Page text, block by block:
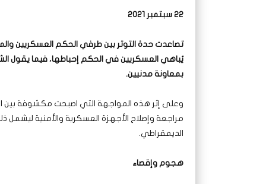
22 سبتمبر 2021
تصاعدت حدة التوتر بين طرفي الحكم العسكريين
يُباهي العسكريين في الحكم إحباطها، فيما يقول
بمعاونة مدنيين.
وعلى إثر هذه المواجهة التي اصبحت مكشوفة بين
مراجعة وإصلاح الأجهزة العسكرية والأمنية
الديمقراطي.
هجوم وإقصاء